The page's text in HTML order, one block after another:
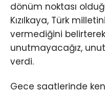
dönüm noktası
Kızılkaya, Türk
vermediğini
unutmayacağız,
verdi.
Gece saatlerinde